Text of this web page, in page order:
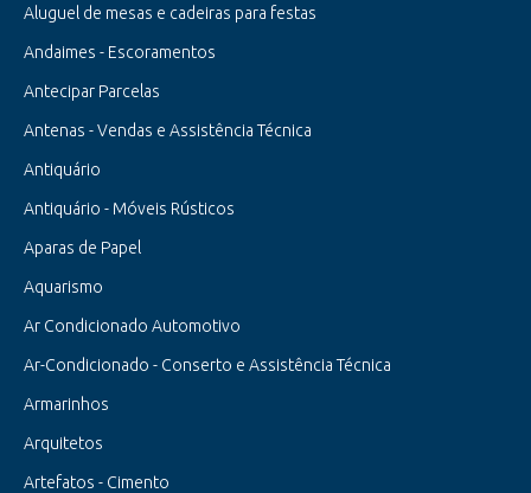
Aluguel de mesas e cadeiras para festas
Andaimes - Escoramentos
Antecipar Parcelas
Antenas - Vendas e Assistência Técnica
Antiquário
Antiquário - Móveis Rústicos
Aparas de Papel
Aquarismo
Ar Condicionado Automotivo
Ar-Condicionado - Conserto e Assistência Técnica
Armarinhos
Arquitetos
Artefatos - Cimento